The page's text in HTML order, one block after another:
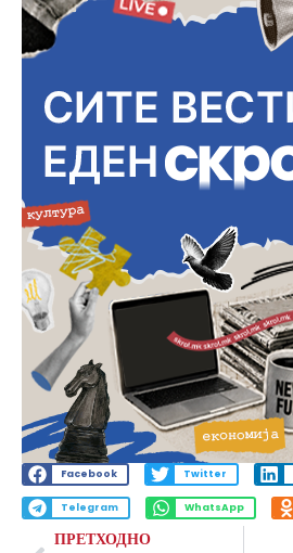
Facebook Twitter
Telegram WhatsApp
ПРЕТХОДНО